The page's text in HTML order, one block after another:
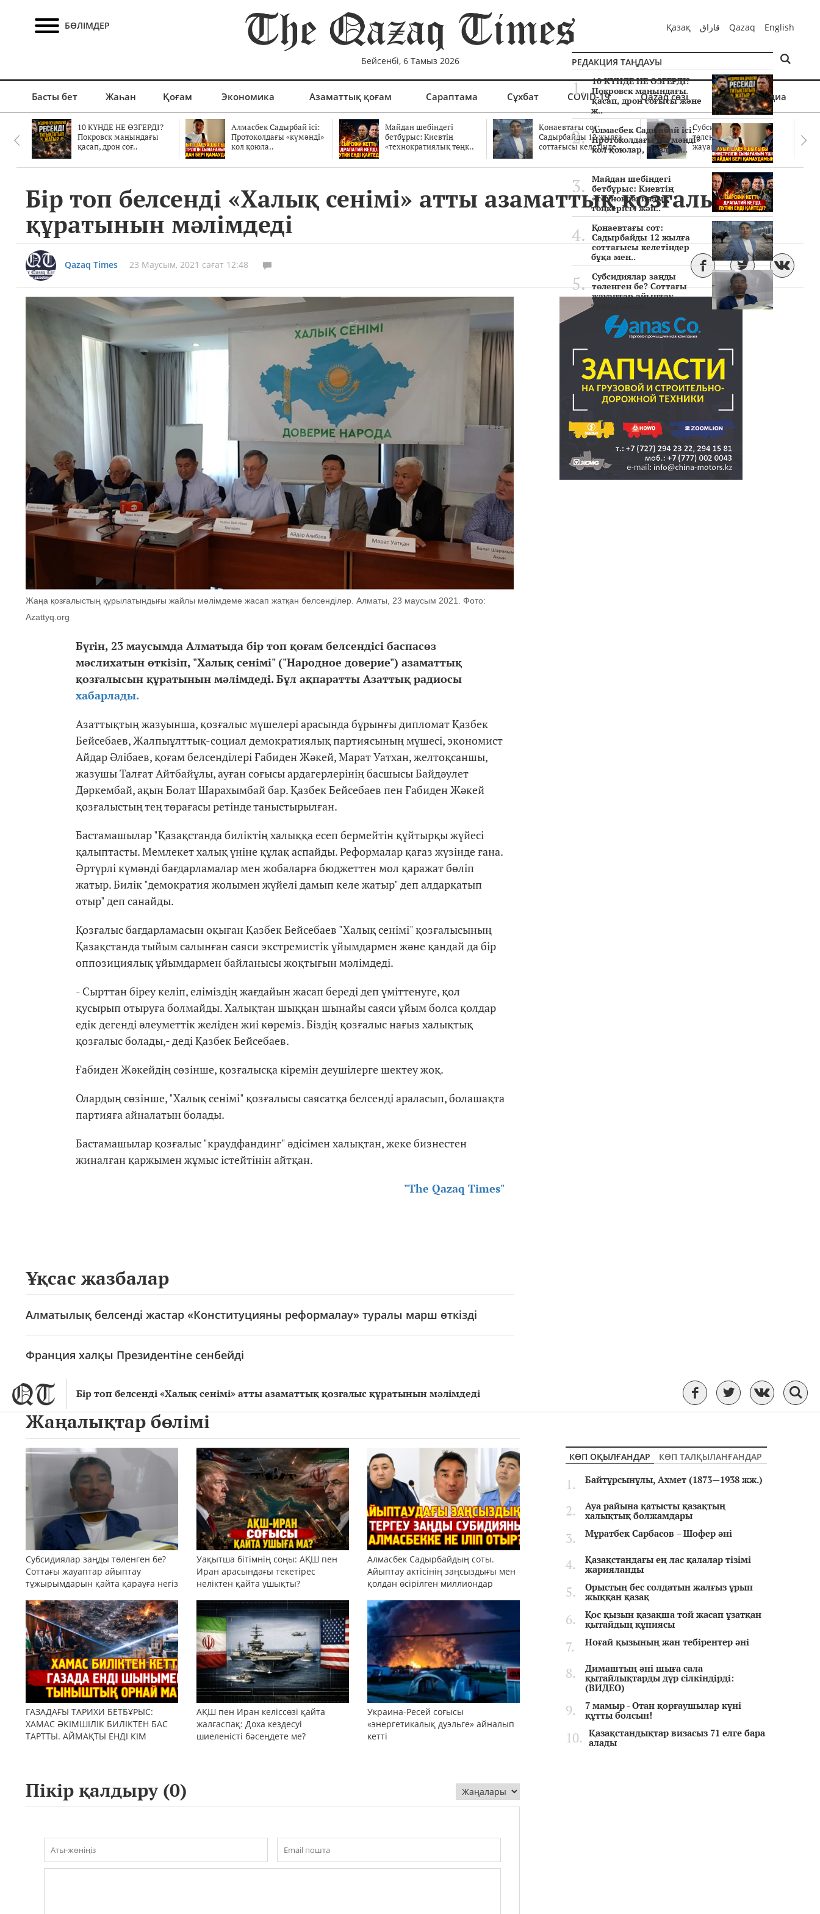
БӨЛІМДЕР
Бейсенбі, 6 Тамыз 2026
Қазақ قازاق Qazaq English
Басты бет Жаһан Қоғам Экономика Азаматтық қоғам Сараптама Сұхбат COVID-19 Qazaq сөзі Мультимедиа
10 КҮНДЕ НЕ ӨЗГЕРДІ?
Покровск маңындағы
қасап, дрон соғ..
Алмасбек Садырбай ісі:
Протоколдағы «күмәнді»
кол қоюла..
Майдан шебіндегі
бетбұрыс: Киевтің
«технократиялық төңк..
Қонаевтағы сот:
Садырбайды 12 жылға
соттағысы келетінде..
Субсидиялар заңды
төленген бе? Соттағы
жауаптар айыптау..
Бір топ белсенді «Халық сенімі» атты азаматтық қозғалыс құратынын мәлімдеді
Бір топ белсенді «Халық сенімі» атты азаматтық қозғалыс
құратынын мәлімдеді
Qazaq Times 23 Маусым, 2021 сағат 12:48
Жаңа қозғалыстың құрылатындығы жайлы мәлімдеме жасап жатқан белсенділер. Алматы, 23 маусым 2021. Фото:
Azattyq.org
Бүгін, 23 маусымда Алматыда бір топ қоғам белсендісі баспасөз
мәслихатын өткізіп, "Халық сенімі" ("Народное доверие") азаматтық
қозғалысын құратынын мәлімдеді. Бұл ақпаратты Азаттық радиосы
хабарлады.
Азаттықтың жазуынша, қозғалыс мүшелері арасында бұрынғы дипломат Қазбек
Бейсебаев, Жалпыұлттық-социал демократиялық партиясының мүшесі, экономист
Айдар Әлібаев, қоғам белсенділері Ғабиден Жәкей, Марат Уатхан, желтоқсаншы,
жазушы Талғат Айтбайұлы, ауған соғысы ардагерлерінің басшысы Байдәулет
Дәркембай, ақын Болат Шарахымбай бар. Қазбек Бейсебаев пен Ғабиден Жәкей
қозғалыстың тең төрағасы ретінде таныстырылған.
Бастамашылар "Қазақстанда биліктің халыққа есеп бермейтін құйтырқы жүйесі
қалыптасты. Мемлекет халық үніне құлақ аспайды. Реформалар қағаз жүзінде ғана.
Әртүрлі күмәнді бағдарламалар мен жобаларға бюджеттен мол қаражат бөліп
жатыр. Билік "демократия жолымен жүйелі дамып келе жатыр" деп алдарқатып
отыр" деп санайды.
Қозғалыс бағдарламасын оқыған Қазбек Бейсебаев "Халық сенімі" қозғалысының
Қазақстанда тыйым салынған саяси экстремистік ұйымдармен және қандай да бір
оппозициялық ұйымдармен байланысы жоқтығын мәлімдеді.
- Сырттан біреу келіп, еліміздің жағдайын жасап береді деп үміттенуге, қол
қусырып отыруға болмайды. Халықтан шыққан шынайы саяси ұйым болса қолдар
едік дегенді әлеуметтік желіден жиі көреміз. Біздің қозғалыс нағыз халықтық
қозғалыс болады,- деді Қазбек Бейсебаев.
Ғабиден Жәкейдің сөзінше, қозғалысқа кіремін деушілерге шектеу жоқ.
Олардың сөзінше, "Халық сенімі" қозғалысы саясатқа белсенді араласып, болашақта
партияға айналатын болады.
Бастамашылар қозғалыс "краудфандинг" әдісімен халықтан, жеке бизнестен
жиналған қаржымен жұмыс істейтінін айтқан.
"The Qazaq Times"
Ұқсас жазбалар
Алматылық белсенді жастар «Конституцияны реформалау» туралы марш өткізді
Франция халқы Президентіне сенбейді
РЕДАКЦИЯ ТАҢДАУЫ
10 КҮНДЕ НЕ ӨЗГЕРДІ?
Покровск маңындағы
қасап, дрон соғысы және
ж..
Алмасбек Садырбай ісі:
Протоколдағы «күмәнді»
кол қоюлар, Павлода..
Майдан шебіндегі
бетбұрыс: Киевтің
«технократиялық
төңкерісі» жән..
Қонаевтағы сот:
Садырбайды 12 жылға
соттағысы келетіндер
бұқа мен..
Субсидиялар заңды
төленген бе? Соттағы
жауаптар айыптау
тұжырымда..
Жаңалықтар бөлімі
Субсидиялар заңды төленген бе?
Соттағы жауаптар айыптау
тұжырымдарын қайта қарауға негіз
Уақытша бітімнің соңы: АҚШ пен
Иран арасындағы текетірес
неліктен қайта ушықты?
Алмасбек Садырбайдың соты.
Айыптау актісінің заңсыздығы мен
қолдан өсірілген миллиондар
ГАЗАДАҒЫ ТАРИХИ БЕТБҰРЫС:
ХАМАС ӘКІМШІЛІК БИЛІКТЕН БАС
ТАРТТЫ. АЙМАҚТЫ ЕНДІ КІМ
АҚШ пен Иран келіссөзі қайта
жалғаспақ: Доха кездесуі
шиеленісті бәсеңдете ме?
Украина-Ресей соғысы
«энергетикалық дуэльге» айналып
кетті
Пікір қалдыру (0)
КӨП ОҚЫЛҒАНДАР
КӨП ТАЛҚЫЛАНҒАНДАР
Байтұрсынұлы, Ахмет (1873—1938 жж.)
Ауа райына қатысты қазақтың
халықтық болжамдары
Мұратбек Сарбасов – Шофер әні
Қазақстандағы ең лас қалалар тізімі
жарияланды
Орыстың бес солдатын жалғыз ұрып
жыққан қазақ
Қос қызын қазақша той жасап ұзатқан
қытайдың құпиясы
Ноғай қызының жан тебірентер әні
Димаштың әні шыға сала
қытайлықтарды дүр сілкіндірді:
(ВИДЕО)
7 мамыр - Отан қорғаушылар күні
құтты болсын!
Қазақстандықтар визасыз 71 елге бара
алады